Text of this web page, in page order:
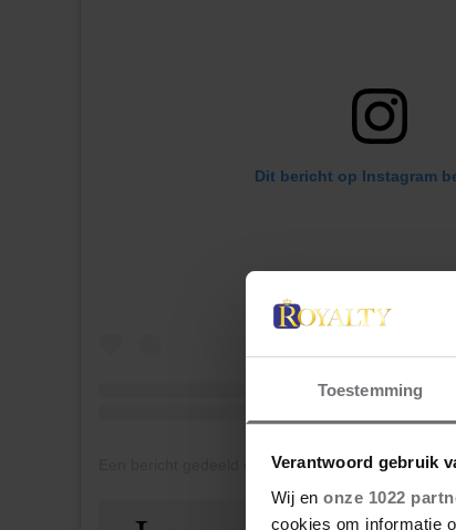
Toestemming
Verantwoord gebruik
Wij en onze 1022
cookies om informatie
Dit bericht op Instagram